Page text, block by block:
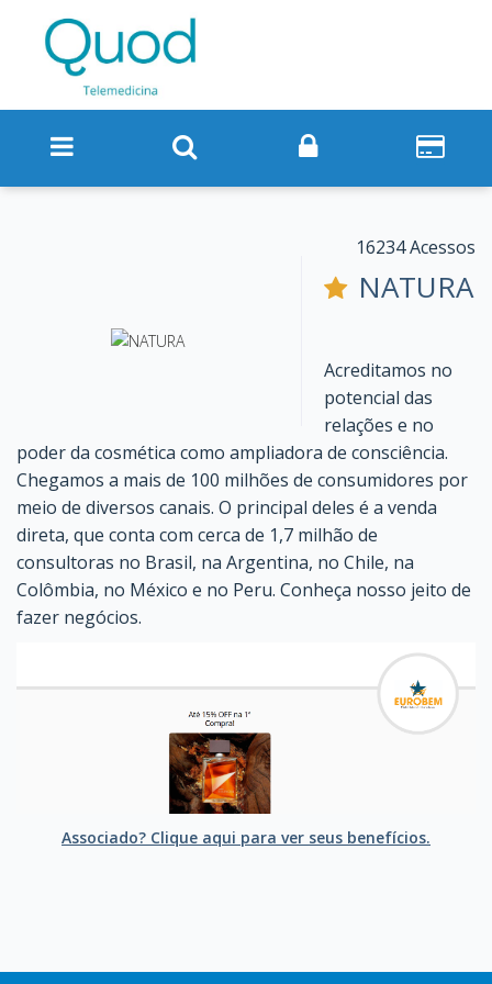
16234 Acessos
NATURA
Acreditamos no
potencial das
relações e no
poder da cosmética como ampliadora de consciência.
Chegamos a mais de 100 milhões de consumidores por
meio de diversos canais. O principal deles é a venda
direta, que conta com cerca de 1,7 milhão de
consultoras no Brasil, na Argentina, no Chile, na
Colômbia, no México e no Peru. Conheça nosso jeito de
fazer negócios.
Associado? Clique aqui para ver seus benefícios.